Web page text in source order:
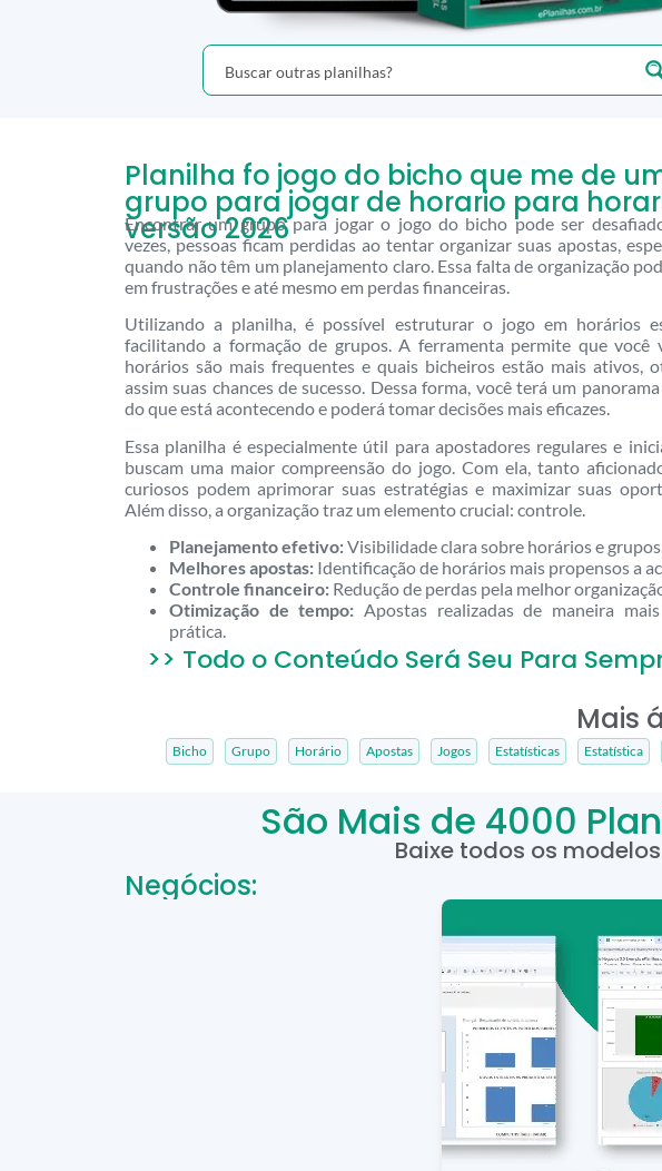
Planilha fo jogo do bicho que me de
grupo para jogar de horario para
versão 2026
Encontrar um grupo para jogar o jogo do bicho pode ser
vezes, pessoas ficam perdidas ao tentar organizar suas apostas,
quando não têm um planejamento claro. Essa falta de organização
em frustrações e até mesmo em perdas financeiras.
Utilizando a planilha, é possível estruturar o jogo em horários
facilitando a formação de grupos. A ferramenta permite que você
horários são mais frequentes e quais bicheiros estão mais ativos,
assim suas chances de sucesso. Dessa forma, você terá um
do que está acontecendo e poderá tomar decisões mais eficazes.
Essa planilha é especialmente útil para apostadores regulares e
buscam uma maior compreensão do jogo. Com ela, tanto
curiosos podem aprimorar suas estratégias e maximizar suas
Além disso, a organização traz um elemento crucial: controle.
Planejamento efetivo:Visibilidade clara sobre horários e
Melhores apostas: Identificação de horários mais propensos a
Controle financeiro: Redução de perdas pela melhor
Otimização de tempo: Apostas realizadas de maneira
prática.
>> Todo o Conteúdo Será Seu Para
Mais
Bicho Grupo Horário Apostas Jogos Estatísticas Estatística
São Mais de 4000
Baixe todos os
Negócios: